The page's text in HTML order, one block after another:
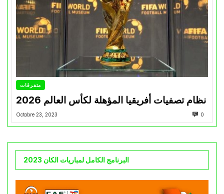
متفرقات
نظام تصفيات أفريقيا المؤهلة لكأس العالم 2026
Octobre 23, 2023 0
البرنامج الكامل لمباريات الكان 2023